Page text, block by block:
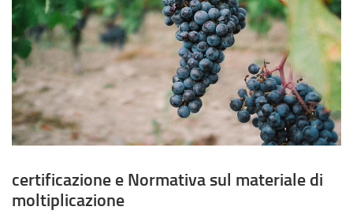
certificazione e Normativa sul materiale di
moltiplicazione